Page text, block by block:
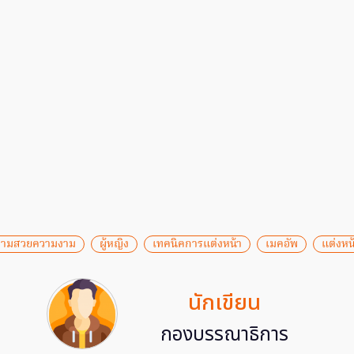
มสวยความงาม ผู้หญิง เทคนิคการแต่งหน้า เมคอัพ แต่งห
นักเขียน
กองบรรณาธิการ